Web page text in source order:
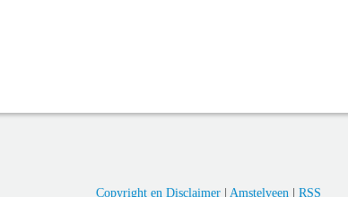
Copyright en Disclaimer| Amstelveen | RSS